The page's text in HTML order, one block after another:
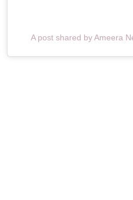
A post shared by Ameera